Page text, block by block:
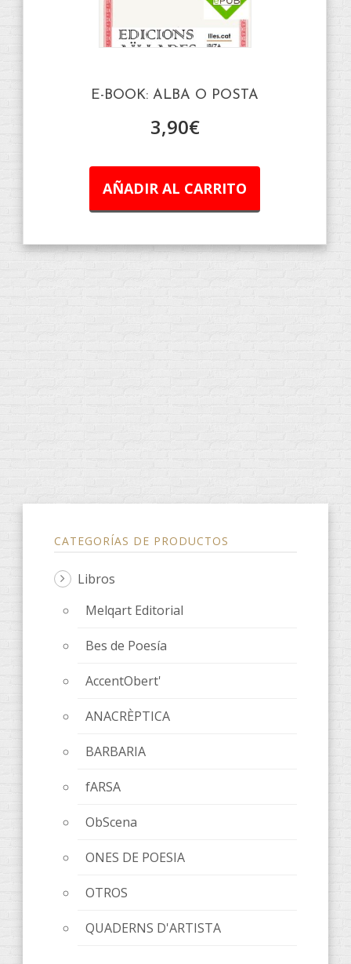
E-BOOK: ALBA O POSTA
3,90€
AÑADIR AL CARRITO
CATEGORÍAS DE PRODUCTOS
Libros
Melqart Editorial
Bes de Poesía
AccentObert'
ANACRÈPTICA
BARBARIA
fARSA
ObScena
ONES DE POESIA
OTROS
QUADERNS D'ARTISTA